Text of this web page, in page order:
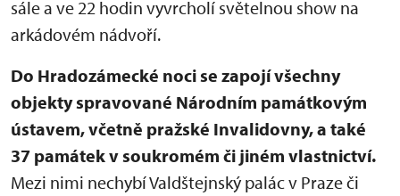
sále a ve 22 hodin vyvrcholí světelnou show na
arkádovém nádvoří.
Do Hradozámecké noci se zapojí všechny
objekty spravované Národním památkovým
ústavem, včetně pražské Invalidovny, a také
37 památek v soukromém či jiném vlastnictví.
Mezi nimi nechybí Valdštejnský palác v Praze či